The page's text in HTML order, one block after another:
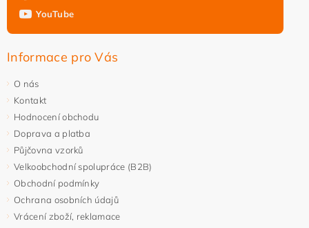
YouTube
Informace pro Vás
O nás
Kontakt
Hodnocení obchodu
Doprava a platba
Půjčovna vzorků
Velkoobchodní spolupráce (B2B)
Obchodní podmínky
Ochrana osobních údajů
Vrácení zboží, reklamace